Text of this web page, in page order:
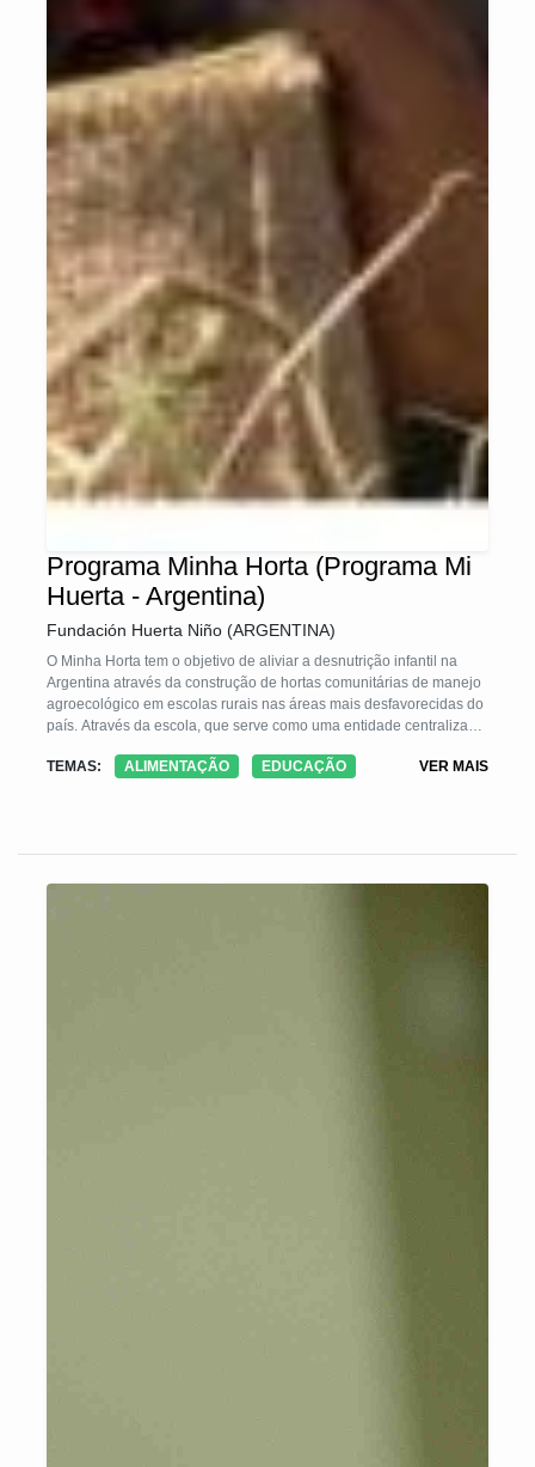
Programa Minha Horta (Programa Mi
Huerta - Argentina)
Fundación Huerta Niño (ARGENTINA)
O Minha Horta tem o objetivo de aliviar a desnutrição infantil na
Argentina através da construção de hortas comunitárias de manejo
agroecológico em escolas rurais nas áreas mais desfavorecidas do
país. Através da escola, que serve como uma entidade centralizada,
conhecimentos para a auto-produção alimentar que assegura a
próprias da cultura e da identidade locais: as hortas se inserem no
TEMAS: ALIMENTAÇÃO EDUCAÇÃO VER MAIS